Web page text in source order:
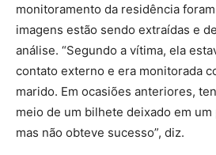
monitoramento da residência
imagens estão sendo extraídas e
análise. “Segundo a vítima, ela
contato externo e era monitorada
marido. Em ocasiões anteriores,
meio de um bilhete deixado em
mas não obteve sucesso”, diz.